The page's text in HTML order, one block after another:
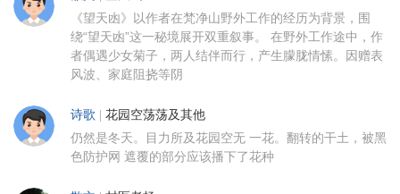
《望天凼》以作者在梵净山野外工作的经历为背景，围
绕“望天凼”这一秘境展开双重叙事。 在野外工作途中，作
者偶遇少女菊子，两人结伴而行，产生朦胧情愫。因赠表
风波、家庭阻挠等阴
诗歌 花园空荡荡及其他
仍然是冬天。目力所及花园空无 一花。翻转的干土，被黑
色防护网 遮覆的部分应该播下了花种